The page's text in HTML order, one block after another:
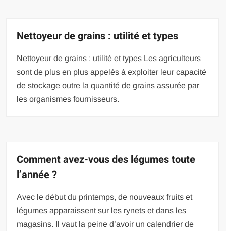
Nettoyeur de grains : utilité et types
Nettoyeur de grains : utilité et types Les agriculteurs
sont de plus en plus appelés à exploiter leur capacité
de stockage outre la quantité de grains assurée par
les organismes fournisseurs.
Comment avez-vous des légumes toute
l’année ?
Avec le début du printemps, de nouveaux fruits et
légumes apparaissent sur les rynets et dans les
magasins. Il vaut la peine d’avoir un calendrier de